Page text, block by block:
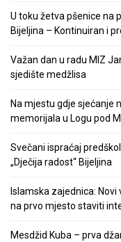
U toku žetva pšenice na
Bijeljina – Kontinuiran i
Važan dan u radu MIZ
sjedište medžlisa
Na mjestu gdje sjećanje
memorijala u Logu pod
Svečani ispraćaj
„Dječija radost“ Bijeljina
Islamska zajednica:
na prvo mjesto staviti
Mesdžid Kuba – prva